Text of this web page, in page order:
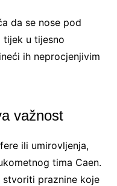
da se nose pod
tijek u tijesno
ih neprocjenjivim
važnost
ili umirovljenja,
tima Caen.
stvoriti praznine koje